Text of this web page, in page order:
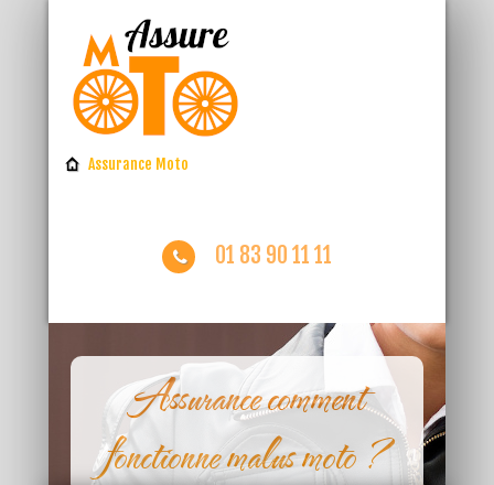
Assurance Moto
01 83 90 11 11
Assurance comment
fonctionne malus moto ?